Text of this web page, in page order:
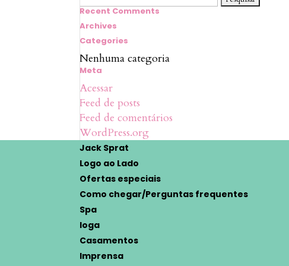
por:
Recent Comments
Archives
Categories
Nenhuma categoria
Meta
Acessar
Feed de posts
Feed de comentários
WordPress.org
Jack Sprat
Logo ao Lado
Ofertas especiais
Como chegar/Perguntas frequentes
Spa
Ioga
Casamentos
Imprensa